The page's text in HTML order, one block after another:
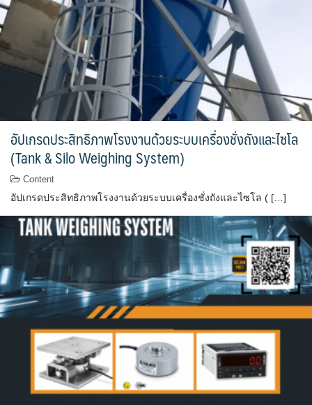
อัปเกรดประสิทธิภาพโรงงานด้วยระบบเครื่องชั่งถังและไซโล
(Tank & Silo Weighing System)
Content
อัปเกรดประสิทธิภาพโรงงานด้วยระบบเครื่องชั่งถังและไซโล ( […]